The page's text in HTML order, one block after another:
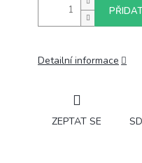
Detailní informace
ZEPTAT SE